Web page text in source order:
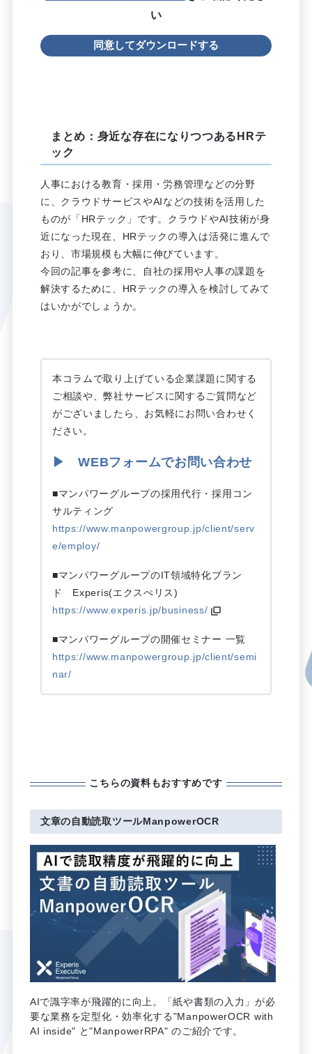
い
まとめ：身近な存在になりつつあるHRテ
ック
人事における教育・採用・労務管理などの分野
に、クラウドサービスやAIなどの技術を活用した
ものが「HRテック」です。クラウドやAI技術が身
近になった現在、HRテックの導入は活発に進んで
おり、市場規模も大幅に伸びています。
今回の記事を参考に、自社の採用や人事の課題を
解決するために、HRテックの導入を検討してみて
はいかがでしょうか。
本コラムで取り上げている企業課題に関する
ご相談や、弊社サービスに関するご質問など
がございましたら、お気軽にお問い合わせく
ださい。
▶ WEBフォームでお問い合わせ
■マンパワーグループの採用代行・採用コン
サルティング
https://www.manpowergroup.jp/client/serv
e/employ/
■マンパワーグループのIT領域特化ブラン
ド Experis(エクスぺリス)
https://www.experis.jp/business/
■マンパワーグループの開催セミナー 一覧
https://www.manpowergroup.jp/client/semi
nar/
こちらの資料もおすすめです
文章の自動読取ツールManpowerOCR
AIで識字率が飛躍的に向上。「紙や書類の入力」が必
要な業務を定型化・効率化する"ManpowerOCR with
AI inside" と"ManpowerRPA" のご紹介です。